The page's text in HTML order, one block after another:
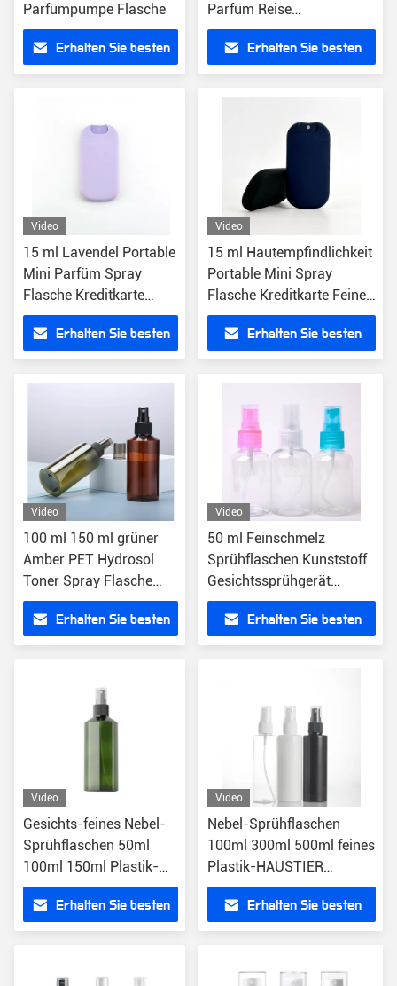
Parfümpumpe Flasche
Erhalten Sie besten
Parfüm Reise
Sprühflasche
Erhalten Sie besten
Video
15 ml Lavendel Portable
Mini Parfüm Spray
Flasche Kreditkarte
Feine Nebel Flasche
Erhalten Sie besten
Video
15 ml Hautempfindlichkeit
Portable Mini Spray
Flasche Kreditkarte Feine
Nebel Flasche
Erhalten Sie besten
Video
100 ml 150 ml grüner
Amber PET Hydrosol
Toner Spray Flasche
Kosmetische
Verpackung
Erhalten Sie besten
Video
50 ml Feinschmelz
Sprühflaschen Kunststoff
Gesichtssprühgerät
Reisebottel PET
TransparentErhalten Sie besten
Video
Gesichts-feines Nebel-
Sprühflaschen 50ml
100ml 150ml Plastik-
HAUSTIER kosmetische
FlascheErhalten Sie besten
Video
Nebel-Sprühflaschen
100ml 300ml 500ml feines
Plastik-HAUSTIER
kosmetischer
Gesichtssprüher
Erhalten Sie besten